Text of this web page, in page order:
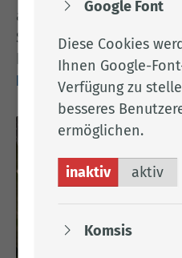
auf Wohngebäuden und
Steuerpflichten" Der
kann hier
KEAN-Leitfaden
Google Font
Diese Cookies
Ihnen Google-
Verfügung zu
besseres
ermöglichen.
inaktiv aktiv
Komsis